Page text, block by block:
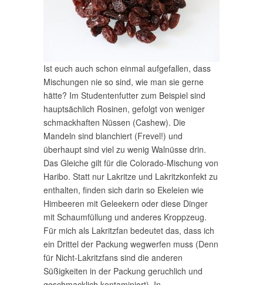
Ist euch auch schon einmal aufgefallen, dass
Mischungen nie so sind, wie man sie gerne
hätte? Im Studentenfutter zum Beispiel sind
hauptsächlich Rosinen, gefolgt von weniger
schmackhaften Nüssen (Cashew). Die
Mandeln sind blanchiert (Frevel!) und
überhaupt sind viel zu wenig Walnüsse drin.
Das Gleiche gilt für die Colorado-Mischung von
Haribo. Statt nur Lakritze und Lakritzkonfekt zu
enthalten, finden sich darin so Ekeleien wie
Himbeeren mit Geleekern oder diese Dinger
mit Schaumfüllung und anderes Kroppzeug.
Für mich als Lakritzfan bedeutet das, dass ich
ein Drittel der Packung wegwerfen muss (Denn
für Nicht-Lakritzfans sind die anderen
Süßigkeiten in der Packung geruchlich und